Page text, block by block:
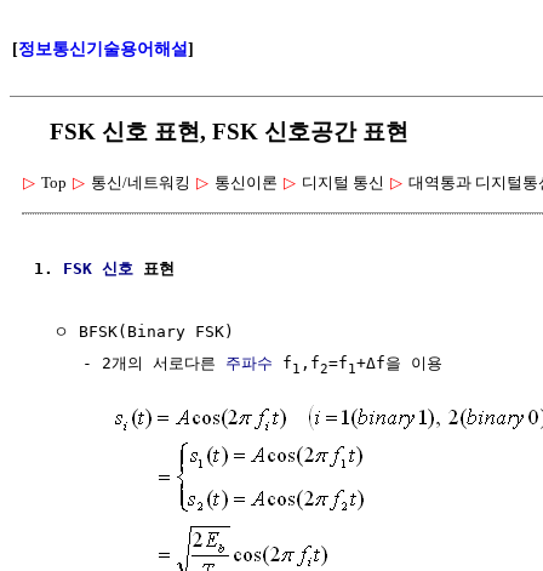
[정보통신기술용어해설]
FSK 신호 표현, FSK 신호공간 표현
▷ Top ▷ 통신/네트워킹 ▷ 통신이론 ▷ 디지털 통신 ▷ 대역통과 디지털통
1. FSK 신호 표현
  ㅇ BFSK(Binary FSK)
     - 2개의 서로다른
주파수 f1 ,f2=f1+Δf을 이용